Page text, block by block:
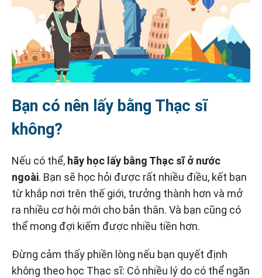
Bạn có nên lấy bằng Thạc sĩ
không?
Nếu có thể, hãy học lấy bằng Thạc sĩ ở nước
ngoài. Bạn sẽ học hỏi được rất nhiều điều, kết bạn
từ khắp nơi trên thế giới, trưởng thành hơn và mở
ra nhiều cơ hội mới cho bản thân. Và bạn cũng có
thể mong đợi kiếm được nhiều tiền hơn.
Đừng cảm thấy phiền lòng nếu bạn quyết định
không theo học Thạc sĩ: Có nhiều lý do có thể ngăn